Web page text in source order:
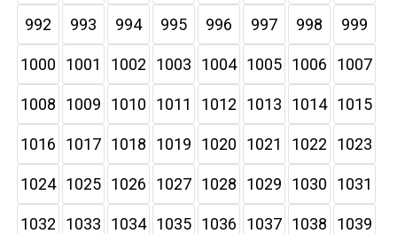
992 993 994 995 996 997 998 999
1000 1001 1002 1003 1004 1005 1006 1007
1008 1009 1010 1011 1012 1013 1014 1015
1016 1017 1018 1019 1020 1021 1022 1023
1024 1025 1026 1027 1028 1029 1030 1031
1032 1033 1034 1035 1036 1037 1038 1039